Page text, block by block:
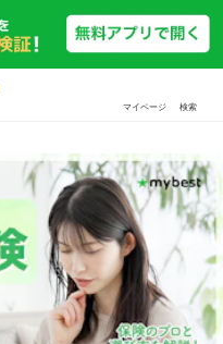
マイページ 検索